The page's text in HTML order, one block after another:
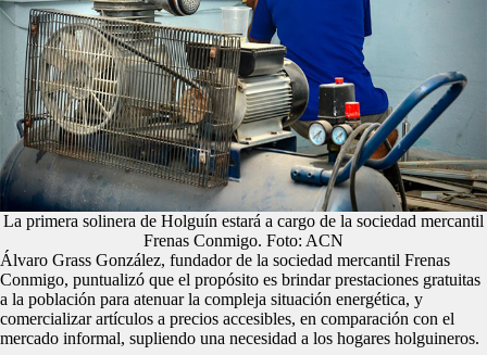
La primera solinera de Holguín estará a cargo de la sociedad mercantil
Frenas Conmigo. Foto: ACN
Álvaro Grass González, fundador de la sociedad mercantil Frenas
Conmigo, puntualizó que el propósito es brindar prestaciones gratuitas
a la población para atenuar la compleja situación energética, y
comercializar artículos a precios accesibles, en comparación con el
mercado informal, supliendo una necesidad a los hogares holguineros.